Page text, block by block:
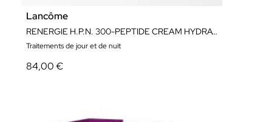
Lancôme
RENERGIE H.P.N. 300-PEPTIDE CREAM HYDRATANT ET ANTI-ÂGE
Traitements de jour et de nuit
84,00 €